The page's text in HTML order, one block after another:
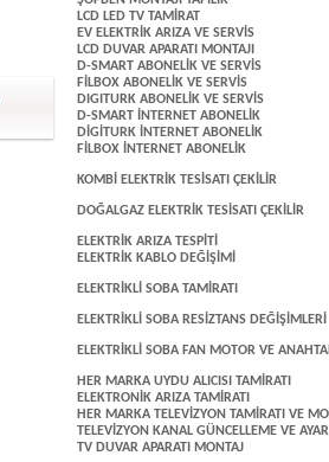
LCD LED TV TAMİRAT
EV ELEKTRİK ARIZA VE SERVİS
LCD DUVAR APARATI MONTAJI
D-SMART ABONELİK VE SERVİS
FİLBOX ABONELİK VE SERVİS
DIGITURK ABONELİK VE SERVİS
D-SMART İNTERNET ABONELİK
DİGİTURK İNTERNET ABONELİK
FİLBOX İNTERNET ABONELİK
KOMBİ ELEKTRİK TESİSATI ÇEKİLİR
DOĞALGAZ ELEKTRİK TESİSATI ÇEKİLİR
ELEKTRİK ARIZA TESPİTİ
ELEKTRİK KABLO DEĞİŞİMİ
ELEKTRİKLİ SOBA TAMİRATI
ELEKTRİKLİ SOBA RESİZTANS DEĞİŞİMLERİ
ELEKTRİKLİ SOBA FAN MOTOR VE
HER MARKA UYDU ALICISI TAMİRATI
ELEKTRONİK ARIZA TAMİRATI
HER MARKA TELEVİZYON TAMİRATI VE
TELEVİZYON KANAL GÜNCELLEME VE AYAR
TV DUVAR APARATI MONTAJ